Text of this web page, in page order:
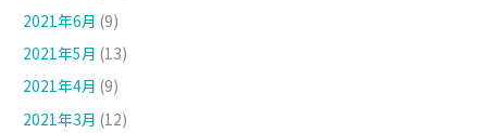
2021年6月 (9)
2021年5月 (13)
2021年4月 (9)
2021年3月 (12)